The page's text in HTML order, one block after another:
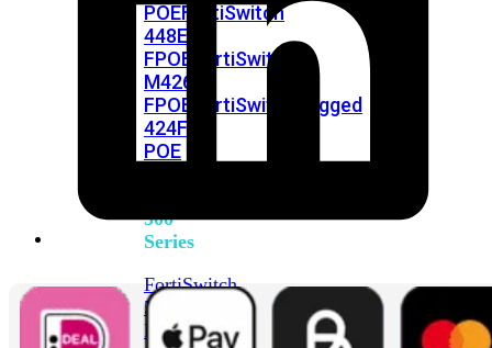
POEFortiSwitch
448E-
FPOE
FortiSwitch
M426E-
FPOE
FortiSwitchRugged
424F-
POE
500
Series
FortiSwitch
548D-
FPOE